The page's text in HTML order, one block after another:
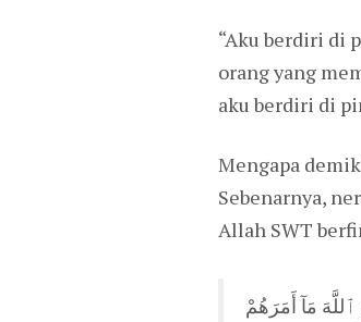
“Aku berdiri di
orang yang
aku berdiri di
Mengapa
Sebenarnya,
Allah SWT
مَآ أَمَرَهُمْ